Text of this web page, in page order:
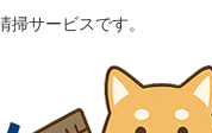
サービスです。